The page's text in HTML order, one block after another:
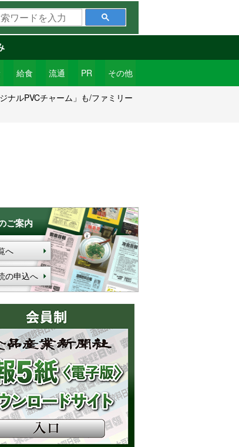
給食 流通 PR その他
ナルPVCチャーム」も/ファミリー
ご案内
へ
の申込へ